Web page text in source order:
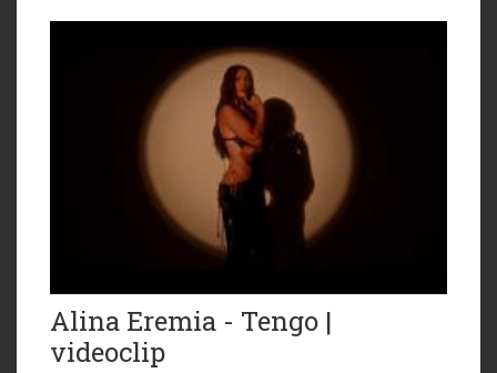
Alina Eremia - Tengo |
videoclip